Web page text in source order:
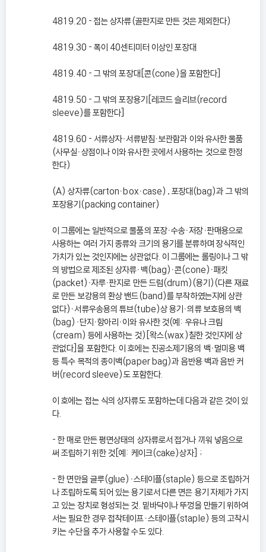
4819.20 - 접는 상자류(골판지로 만든 것은 제외한다)
4819.30 - 폭이 40센티미터 이상인 포장대
4819.40 - 그 밖의 포장대[콘(cone)을 포함한다]
4819.50 - 그 밖의 포장용기[레코드 슬리브(record
sleeve)를 포함한다]
4819.60 - 서류상자ㆍ서류받침ㆍ보관함과 이와 유사한 물품
(사무실ㆍ상점이나 이와 유사한 곳에서 사용하는 것으로 한정
한다)
(A) 상자류(cartonㆍboxㆍcase)․포장대(bag)과 그 밖의
포장용기(packing container)
이 그룹에는 일반적으로 물품의 포장ㆍ수송ㆍ저장ㆍ판매용으로
사용하는 여러 가지 종류와 크기의 용기를 분류하며 장식적인
가치가 있는 것인지에는 상관없다. 이 그룹에는 롤링이나 그 밖
의 방법으로 제조된 상자류ㆍ백(bag)ㆍ콘(cone)ㆍ패킷
(packet)ㆍ자루ㆍ판지로 만든 드럼(drum)(용기)(다른 재료
로 만든 보강용의 환상 밴드(band)를 부착하였는지에 상관
없다)ㆍ서류우송용의 튜브(tube)상 용기ㆍ의류 보호용의 백
(bag)ㆍ단지ㆍ항아리ㆍ이와 유사한 것(예: 우유나 크림
(cream) 등에 사용하는 것)[왁스(wax)칠한 것인지에 상
관없다]을 포함한다. 이 호에는 진공소제기용의 백ㆍ멀미용 백
등 특수 목적의 종이백(paper bag)과 음반용 백과 음반 커
버(record sleeve)도 포함한다.
이 호에는 접는 식의 상자류도 포함하는데 다음과 같은 것이 있
다.
- 한 매로 만든 평면상태의 상자류로서 접거나 끼워 넣음으로
써 조립하기 위한 것[예: 케이크(cake)상자] ;
- 한 면만을 글루(glue)ㆍ스테이플(staple) 등으로 조립하거
나 조립하도록 되어 있는 용기로서 다른 면은 용기 자체가 가지
고 있는 장치로 형성되는 것. 밑바닥이나 뚜껑을 만들기 위하여
서는 필요한 경우 접착테이프ㆍ스테이플(staple) 등의 고착시
키는 수단을 추가 사용할 수도 있다.